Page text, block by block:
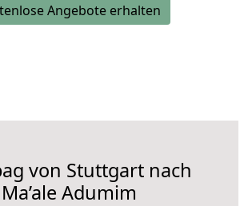
Angebote erhalten
von Stuttgart nach
Ma’ale Adumim